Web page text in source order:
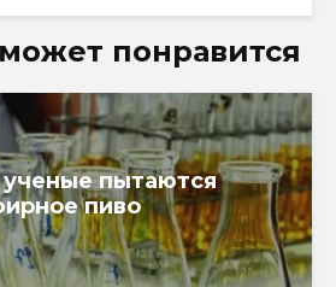
понравится
ученые пытаются
пиво